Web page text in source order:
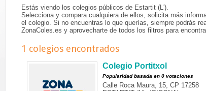
Estás viendo los colegios públicos de Estartit (l').
Selecciona y compara cualquiera de ellos, solicita más
el colegio. Si no encuentras lo que querías, siempre podrás
ZonaColes.es y aprovecharte de todos los filtros para
1 colegios encontrados
Colegio Portitxol
Popularidad basada en 0 votaciones
Calle Roca Maura, 15, CP 17258